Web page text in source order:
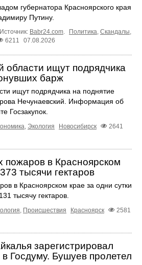
губернатора Красноярского края
Путину.
Источник: Babr24.com Политика Скандалы
6211 07.08.2026
области ищут подрядчика
барж
ищут подрядчика на поднятие
Нечунаевский. Информация об
Госзакупок.
, Экология Новосибирск
2641
в Красноярском
тысячи гектаров
в Красноярском крае за одни сутки
тысячу гектаров.
, Происшествия Красноярск
2581
зарегистрировал
Госдуму. Бушуев пролетел